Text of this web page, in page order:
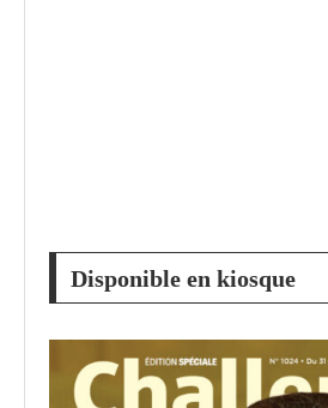
Disponible en kiosque